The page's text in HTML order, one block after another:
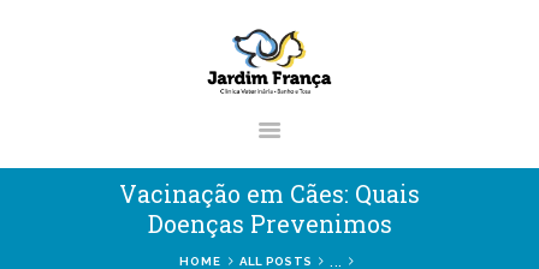
Vacinação em Cães: Quais
Doenças Prevenimos
HOME ALL POSTS
CLÍNICA VETERINÁRIA JARDIM
FRANÇA | ZONA NORTE DE SÃO
PAULO
São Paulo